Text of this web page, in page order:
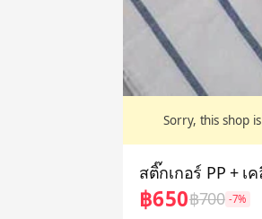
Sorry, this shop
สติ๊กเกอร์ PP + เ
฿650฿700 -7%